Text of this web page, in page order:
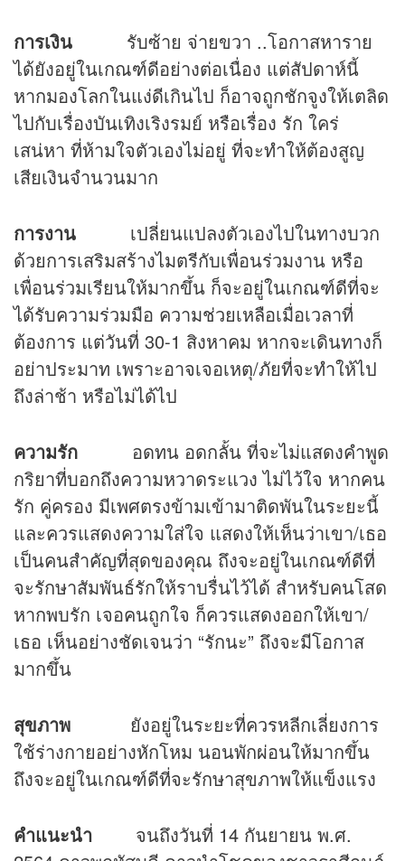
การเงิน รับซ้าย จ่ายขวา ..โอกาสหาราย
ได้ยังอยู่ในเกณฑ์ดีอย่างต่อเนื่อง แต่สัปดาห์นี้
หากมองโลกในแง่ดีเกินไป ก็อาจถูกชักจูงให้เตลิด
ไปกับเรื่องบันเทิงเริงรมย์ หรือเรื่อง รัก ใคร่
เสน่หา ที่ห้ามใจตัวเองไม่อยู่ ที่จะทำให้ต้องสูญ
เสียเงินจำนวนมาก
การงาน เปลี่ยนแปลงตัวเองไปในทางบวก
ด้วยการเสริมสร้างไมตรีกับเพื่อนร่วมงาน หรือ
เพื่อนร่วมเรียนให้มากขึ้น ก็จะอยู่ในเกณฑ์ดีที่จะ
ได้รับความร่วมมือ ความช่วยเหลือเมื่อเวลาที่
ต้องการ แต่วันที่ 30-1 สิงหาคม หากจะเดินทางก็
อย่าประมาท เพราะอาจเจอเหตุ/ภัยที่จะทำให้ไป
ถึงล่าช้า หรือไม่ได้ไป
ความรัก อดทน อดกลั้น ที่จะไม่แสดงคำพูด
กริยาที่บอกถึงความหวาดระแวง ไม่ไว้ใจ หากคน
รัก คู่ครอง มีเพศตรงข้ามเข้ามาติดพันในระยะนี้
และควรแสดงความใส่ใจ แสดงให้เห็นว่าเขา/เธอ
เป็นคนสำคัญที่สุดของคุณ ถึงจะอยู่ในเกณฑ์ดีที่
จะรักษาสัมพันธ์รักให้ราบรื่นไว้ได้ สำหรับคนโสด
หากพบรัก เจอคนถูกใจ ก็ควรแสดงออกให้เขา/
เธอ เห็นอย่างชัดเจนว่า “รักนะ” ถึงจะมีโอกาส
มากขึ้น
สุขภาพ ยังอยู่ในระยะที่ควรหลีกเลี่ยงการ
ใช้ร่างกายอย่างหักโหม นอนพักผ่อนให้มากขึ้น
ถึงจะอยู่ในเกณฑ์ดีที่จะรักษาสุขภาพให้แข็งแรง
คำแนะนำ จนถึงวันที่ 14 กันยายน พ.ศ.